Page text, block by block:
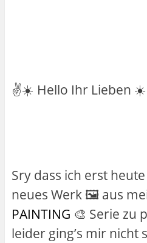
✌️☀️ Hello Ihr Lieben
Sry dass ich erst
neues Werk 🖼️ aus
PAINTING 🎨 Serie zu
leider ging’s mir nicht